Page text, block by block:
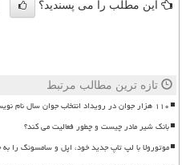
این مطلب را می پسندید؟
تازه ترین مطالب مرتبط
۱۱۰ هزار جوان در رویداد انتخاب جوان سال نام نویسی کردند
بانک شیر مادر چیست و چطور فعالیت می کند؟
موتورولا با لپ تاپ جدید خود، اپل و سامسونگ را